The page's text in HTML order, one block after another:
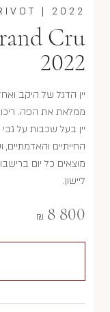
2022
Cru
2022
יין הדגל של היקב
ממלאת את הפה. ריכוז
יין בעל שכבות על
החייתיים
מוצאים כל יום
ליישון.
8 800
₪